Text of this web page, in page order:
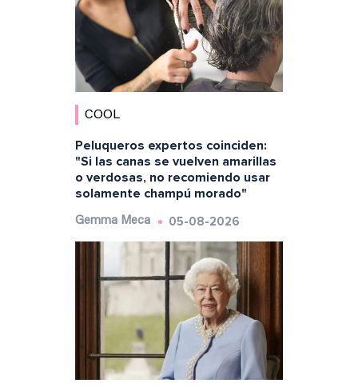
COOL
Peluqueros expertos coinciden:
"Si las canas se vuelven amarillas
o verdosas, no recomiendo usar
solamente champú morado"
Gemma Meca 05-08-2026